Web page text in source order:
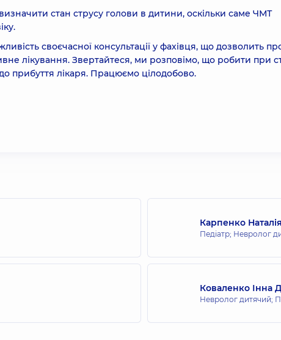
стан струсу голови в дитини, оскільки саме ЧМТ
своєчасної консультації у фахівця, що дозволить
лікування. Звертайтеся, ми розповімо, що робити при
прибуття лікаря. Працюємо цілодобово.
Карпенко
Педіатр; Невролог
Коваленко Інна
Невролог дитячий;